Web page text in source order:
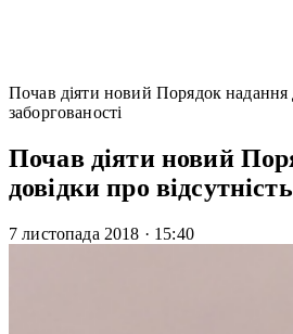
Почав діяти новий Порядок надання
заборгованості
Почав діяти новий
довідки про
7 листопада 2018 · 15:40